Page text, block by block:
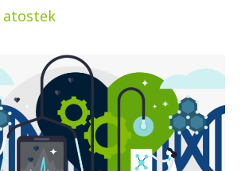
atostek